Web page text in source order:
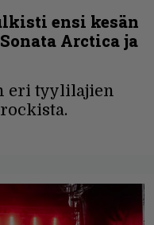
ensi kesän
Arctica ja
eri tyylilajien